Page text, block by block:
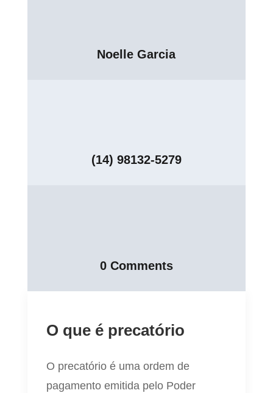
Noelle Garcia
(14) 98132-5279
0 Comments
O que é precatório
O precatório é uma ordem de
pagamento emitida pelo Poder